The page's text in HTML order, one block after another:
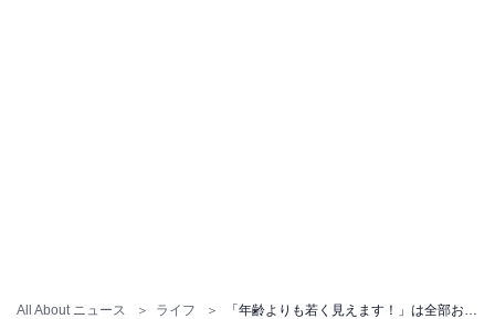
All About ニュース ライフ
年上女性×年下男性の大恋愛はドラマの中だけ！